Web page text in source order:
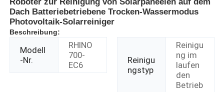
Dach Batteriebetriebene Trocken-Wassermodus
Photovoltaik-Solarreiniger
Beschreibung:
Modell
-Nr.
RHINO
700-
EC6
Reinigu
ngstyp
Reinigu
ng im
laufen
den
Betrieb